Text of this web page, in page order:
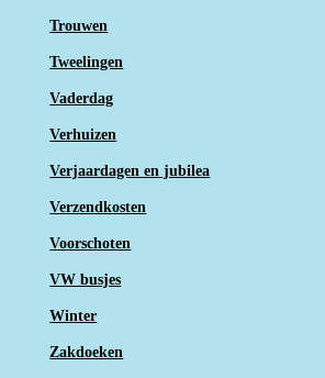
Trouwen
Tweelingen
Vaderdag
Verhuizen
Verjaardagen en jubilea
Verzendkosten
Voorschoten
VW busjes
Winter
Zakdoeken